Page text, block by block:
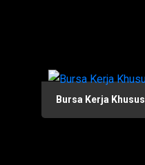
Bursa Kerja Khusus